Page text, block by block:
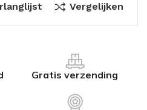
Vergelijken
Gratis verzending